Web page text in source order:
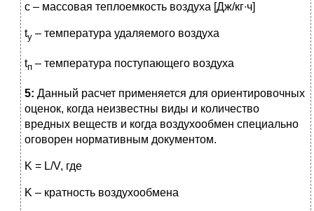
с – массовая теплоемкость воздуха [Дж/кг∙ч]
tу – температура удаляемого воздуха
tп – температура поступающего воздуха
5: Данный расчет применяется для ориентировочных
оценок, когда неизвестны виды и количество
вредных веществ и когда воздухообмен специально
оговорен нормативным документом.
K = L/V, где
K – кратность воздухообмена